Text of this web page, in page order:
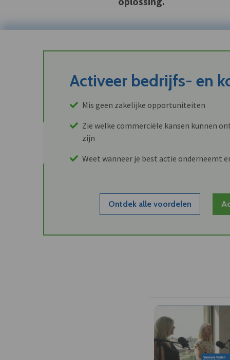
Activeer bedrijfs- en
Mis geen zakelijke opportuniteiten
Zie welke commerciële kansen kunnen
zijn
Weet wanneer je best actie onderneemt
Ontdek alle voordelen